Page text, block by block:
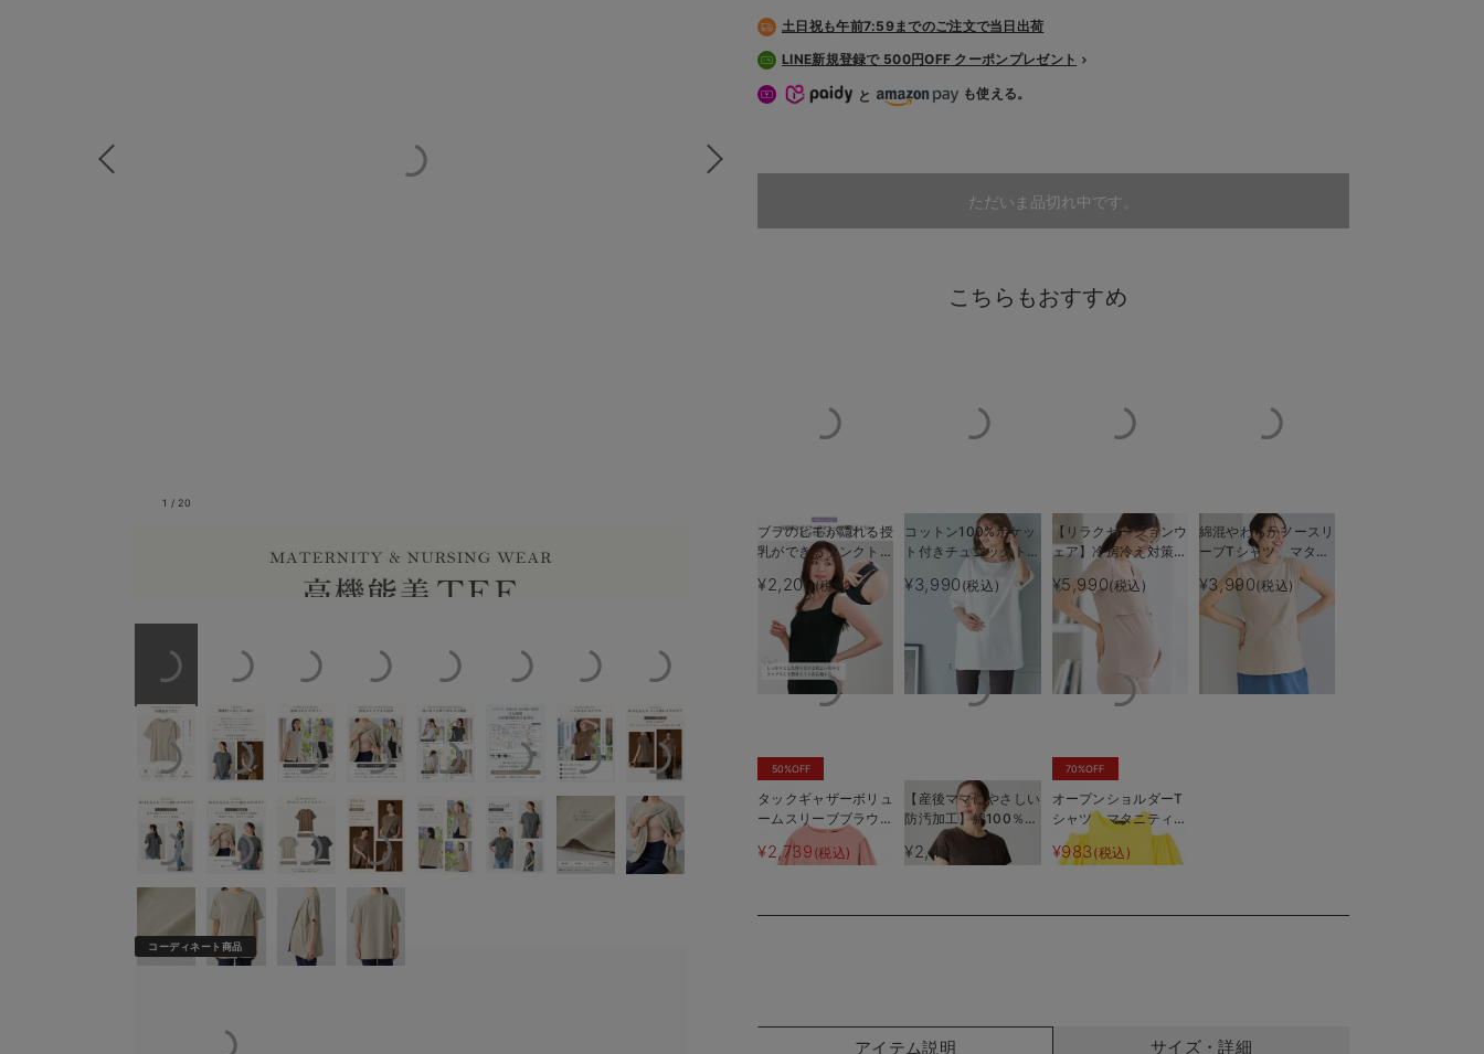
大人のためのマタニティスタイル 出産前も出産後も、自分らしいスタイルを大切にしたい方へ 洗練されたデザイン
1 / 20
コーディネート商品
土日祝も午前7:59までのご注文で当日出荷
LINE新規登録で 500円OFF クーポンプレゼント
と も使える。
ただいま品切れ中です。
こちらもおすすめ
ブラのヒモが隠れる授
乳ができるタンクトッ
プ 抗菌防臭 綿混モ
ダール
¥2,200(税込)
コットン100%ポケッ
ト付きチュニックトッ
プス マタニティ・授
乳服【出産後も長く使
¥3,990 (税込)
【リラクゼーションウ
ェア】冷房冷え対策
保温＆リカバリーサポ
ート momRest 半
袖Tシャツ
efe×ANGELIEBEコラ
ボ 光電子 日本製
¥5,990(税込)
綿混やわらかノースリ
ーブTシャツ マタニ
ティ・産後授乳服【出
産後も長く使える】
¥3,990(税込)
50%OFF
タックギャザーボリュ
ームスリーブブラウ
ス マタニティ・授乳
服【出産後も長く使え
¥2,739 (税込)
【産後ママにやさしい
防汚加工】綿100％授
乳半袖TEE
¥2,490
70%OFF
オープンショルダーT
シャツ マタニティ・
授乳服
¥983 (税込)
アイテム説明 サイズ・詳細